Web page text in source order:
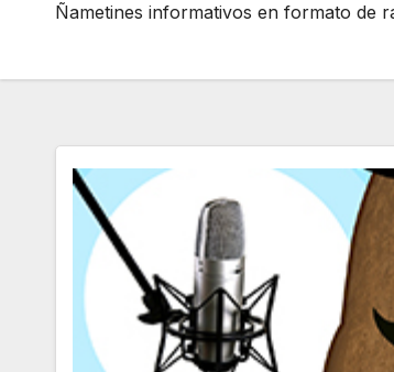
Ñametines informativos en formato de